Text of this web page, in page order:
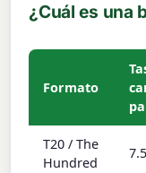
¿Cuál es una
Formato
T20 / The
Hundred